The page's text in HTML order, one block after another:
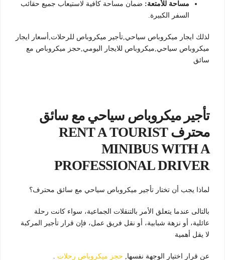
مساحة للأمتعة: ضمان مساحة كافية لاستيعاب جميع حقائب
السفر الكبيرة.
لذلك ايجار ميكروباص سياحي,تأجير ميكروباص للرحلات,أسعار ايجار
ميكروباص سياحي,ميكروباص للايجار اليومي,حجز ميكروباص مع
سائق
تأجير ميكروباص سياحي مع سائق
محترف RENT A TOURIST
MINIBUS WITH A
PROFESSIONAL DRIVER
لماذا يجب أن تختار تأجير ميكروباص سياحي مع سائق محترف؟
بالتالى عندما يتعلق الأمر بالتنقلات الجماعية، سواء كانت رحلة
عائلية، أو نزهة شبابية، أو نقل فريق عمل، فإن قرار تأجير المركبة
لا يقل أهمية
عن قرار اختيار الوجهة نفسها, حجز ميكروباص رحلات .